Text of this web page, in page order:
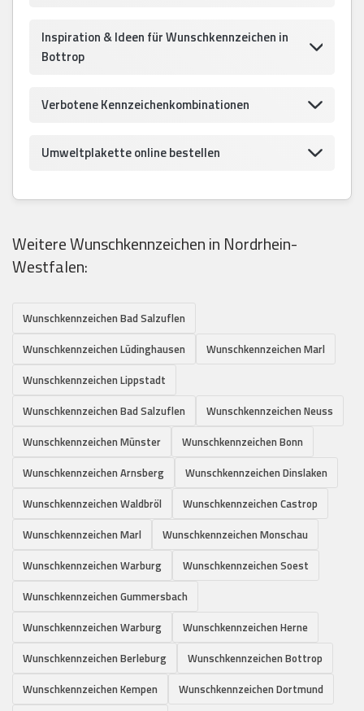
Inspiration & Ideen für Wunschkennzeichen in
Bottrop
Verbotene Kennzeichenkombinationen
Umweltplakette online bestellen
Weitere Wunschkennzeichen in Nordrhein-
Westfalen:
Wunschkennzeichen Bad Salzuflen
Wunschkennzeichen Lüdinghausen
Wunschkennzeichen Marl
Wunschkennzeichen Lippstadt
Wunschkennzeichen Bad Salzuflen
Wunschkennzeichen Neuss
Wunschkennzeichen Münster
Wunschkennzeichen Bonn
Wunschkennzeichen Arnsberg
Wunschkennzeichen Dinslaken
Wunschkennzeichen Waldbröl
Wunschkennzeichen Castrop
Wunschkennzeichen Marl
Wunschkennzeichen Monschau
Wunschkennzeichen Warburg
Wunschkennzeichen Soest
Wunschkennzeichen Gummersbach
Wunschkennzeichen Warburg
Wunschkennzeichen Herne
Wunschkennzeichen Berleburg
Wunschkennzeichen Bottrop
Wunschkennzeichen Kempen
Wunschkennzeichen Dortmund